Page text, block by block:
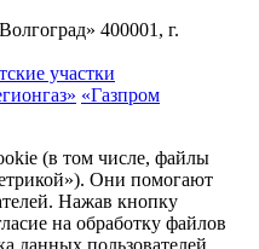
400001, г.
участки
«Газпром
(в том числе, файлы
Они помогают
Нажав кнопку
на обработку файлов
данных пользователей